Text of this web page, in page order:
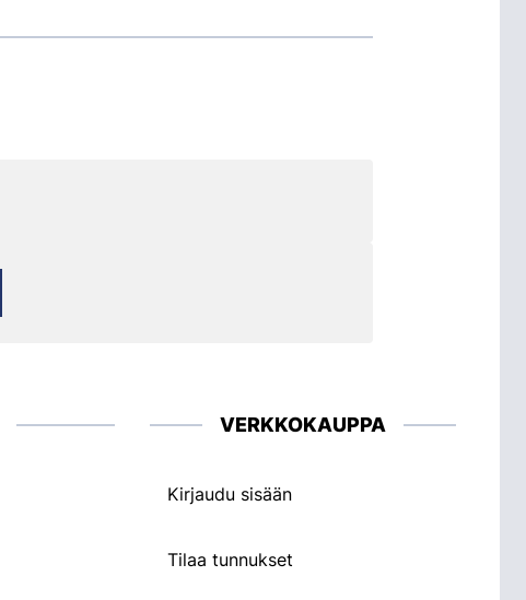
VERKKOKAUPPA
Kirjaudu sisään
Tilaa tunnukset